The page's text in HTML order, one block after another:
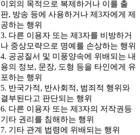
이외의 목적으로 복제하거나 이를 출
판, 방송 등에 사용하거나 제3자에게 제
공하는 행위
3. 다른 이용자 또는 제3자를 비방하거
나 중상모략으로 명예를 손상하는 행위
4. 공공질서 및 미풍양속에 위배되는 내
용의 정보, 문장, 도형 등을 타인에게 유
포하는 행위
5. 반국가적, 반사회적, 범죄적 행위와
결부된다고 판단되는 행위
6. 다른 이용자 또는 제3자의 저작권등
기타 권리를 침해하는 행위
7. 기타 관계 법령에 위배되는 행위